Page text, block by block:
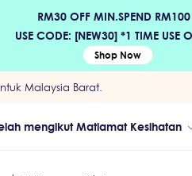
RM30 OFF MIN.SPEND RM100
USE CODE: [NEW30] *1 TIME USE
Shop Now
Malaysia Barat.
mengikut Matlamat Kesihatan